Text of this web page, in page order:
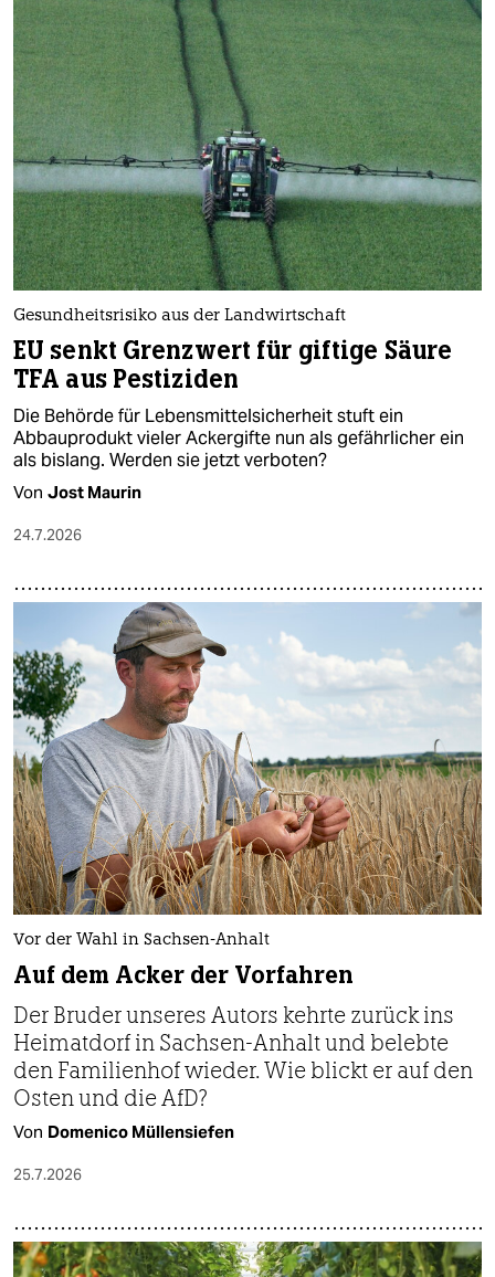
Gesundheitsrisiko aus der Landwirtschaft
EU senkt Grenzwert für giftige Säure
TFA aus Pestiziden
Die Behörde für Lebensmittelsicherheit stuft ein
Abbauprodukt vieler Ackergifte nun als gefährlicher ein
als bislang. Werden sie jetzt verboten?
Von Jost Maurin
24.7.2026
Vor der Wahl in Sachsen-Anhalt
Auf dem Acker der Vorfahren
Der Bruder unseres Autors kehrte zurück ins
Heimatdorf in Sachsen-Anhalt und belebte
den Familienhof wieder. Wie blickt er auf den
Osten und die AfD?
Von Domenico Müllensiefen
25.7.2026